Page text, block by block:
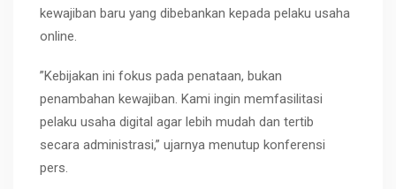
kewajiban baru yang dibebankan kepada pelaku usaha
online.
”Kebijakan ini fokus pada penataan, bukan
penambahan kewajiban. Kami ingin memfasilitasi
pelaku usaha digital agar lebih mudah dan tertib
secara administrasi,” ujarnya menutup konferensi
pers.